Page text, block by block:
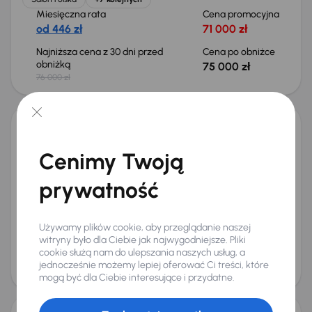
Miesięczna rata
od 446 zł
Cena promocyjna
71 000 zł
Najniższa cena z 30 dni przed
obniżką
76 000 zł
Cena po obniżce
75 000 zł
2022153 243 kmAutomat
Benzyna Full-Hybrid EV (FHEV) (Full-Hybrid)
Od pierwszego właściciela
Książka serwisowa
Auta krajowe
od 476 zł 76 000 zł
Cena
80 000 zł
Możliwość odliczenia VAT
Cenimy Twoją
prywatność
Używamy plików cookie, aby przeglądanie naszej
witryny było dla Ciebie jak najwygodniejsze. Pliki
cookie służą nam do ulepszania naszych usług, a
jednocześnie możemy lepiej oferować Ci treści, które
mogą być dla Ciebie interesujące i przydatne.